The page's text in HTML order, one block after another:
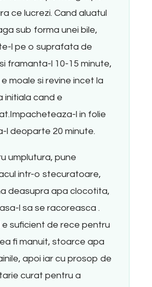
ce lucrezi. Cand aluatul
sub forma unei bile,
l pe o suprafata de
framanta-l 10-15 minute,
moale si revine incet la
initiala cand e
l in folie
l deoparte 20 minute.
umplutura, pune
intr-o stecuratoare,
deasupra apa clocotita,
l sa se racoreasca .
e suficient de rece pentru
fi manuit, stoarce apa
apoi iar cu prosop de
curat pentru a